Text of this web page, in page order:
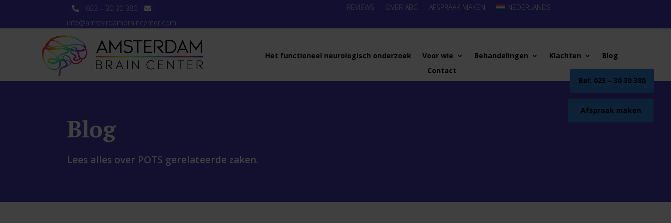
023 – 30 30 380
info@amsterdambraincenter.com
REVIEWS OVER ABC AFSPRAAK MAKEN NEDERLANDS
Het functioneel neurologisch onderzoek Voor wie Behandelingen Klachten
Blog
Contact
Bel: 023 – 30 30 380
Afspraak maken
Blog
Lees alles over POTS gerelateerde zaken.